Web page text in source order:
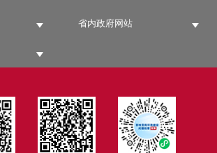
省内政府网站